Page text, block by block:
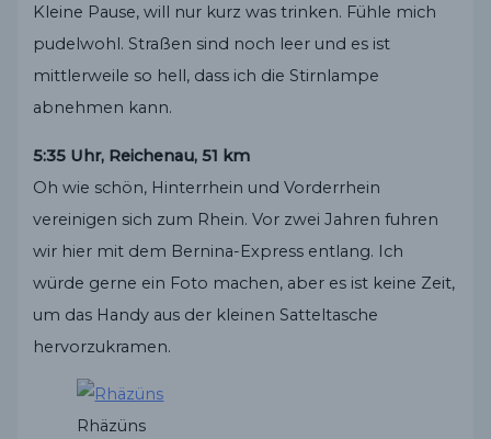
Kleine Pause, will nur kurz was trinken. Fühle mich
pudelwohl. Straßen sind noch leer und es ist
mittlerweile so hell, dass ich die Stirnlampe
abnehmen kann.
5:35 Uhr, Reichenau, 51 km
Oh wie schön, Hinterrhein und Vorderrhein
vereinigen sich zum Rhein. Vor zwei Jahren fuhren
wir hier mit dem Bernina-Express entlang. Ich
würde gerne ein Foto machen, aber es ist keine Zeit,
um das Handy aus der kleinen Satteltasche
hervorzukramen.
Rhäzüns